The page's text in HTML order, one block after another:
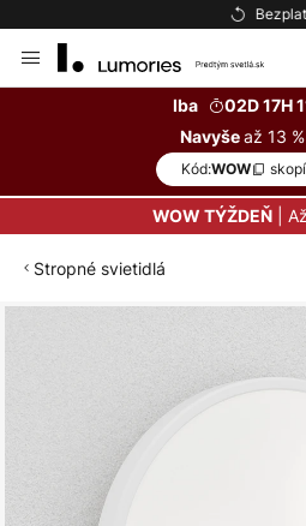
Bezplatné
to
Iba
02D 17H
Navyšeaž 13
Kód:WOW
WOW TÝŽDEŇ|
Stropné svietidlá